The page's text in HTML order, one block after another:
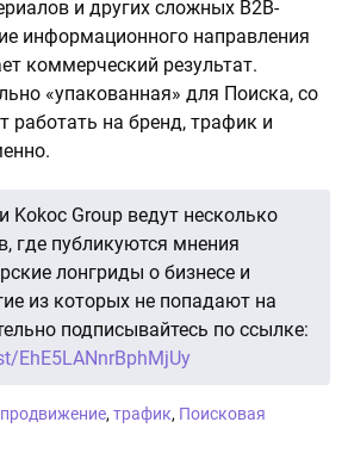
и других сложных B2B-
информационного направления
коммерческий результат.
«упакованная» для Поиска, со
работать на бренд, трафик и
Kokoc Group ведут несколько
где публикуются мнения
лонгриды о бизнесе и
из которых не попадают на
подписывайтесь по ссылке:
EhE5LANnrBphMjUy
продвижение, трафик, Поисковая